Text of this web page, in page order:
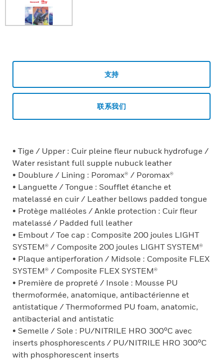
支持
联系我们
• Tige / Upper : Cuir pleine fleur nubuck hydrofuge /
Water resistant full supple nubuck leather
• Doublure / Lining : Poromax® / Poromax®
• Languette / Tongue : Soufflet étanche et
matelassé en cuir / Leather bellows padded tongue
• Protège malléoles / Ankle protection : Cuir fleur
matelassé / Padded full leather
• Embout / Toe cap : Composite 200 joules LIGHT
SYSTEM® / Composite 200 joules LIGHT SYSTEM®
• Plaque antiperforation / Midsole : Composite FLEX
SYSTEM® / Composite FLEX SYSTEM®
• Première de propreté / Insole : Mousse PU
thermoformée, anatomique, antibactérienne et
antistatique / Thermoformed PU foam, anatomic,
antibacterial and antistatic
• Semelle / Sole : PU/NITRILE HRO 300°C avec
inserts phosphorescents / PU/NITRILE HRO 300°C
with phosphorescent inserts